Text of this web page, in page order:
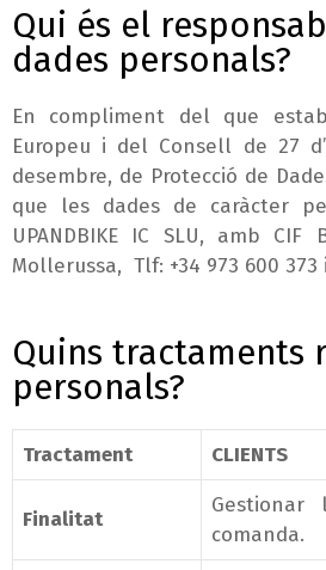
Qui és el
dades personals?
En compliment del que
Europeu i del Consell de 27
desembre, de Protecció de
que les dades de caràcter
UPANDBIKE IC SLU, amb
Mollerussa, Tlf: +34 973 600
Quins tractaments
personals?
Tractament CLIENTS
Finalitat
comanda.